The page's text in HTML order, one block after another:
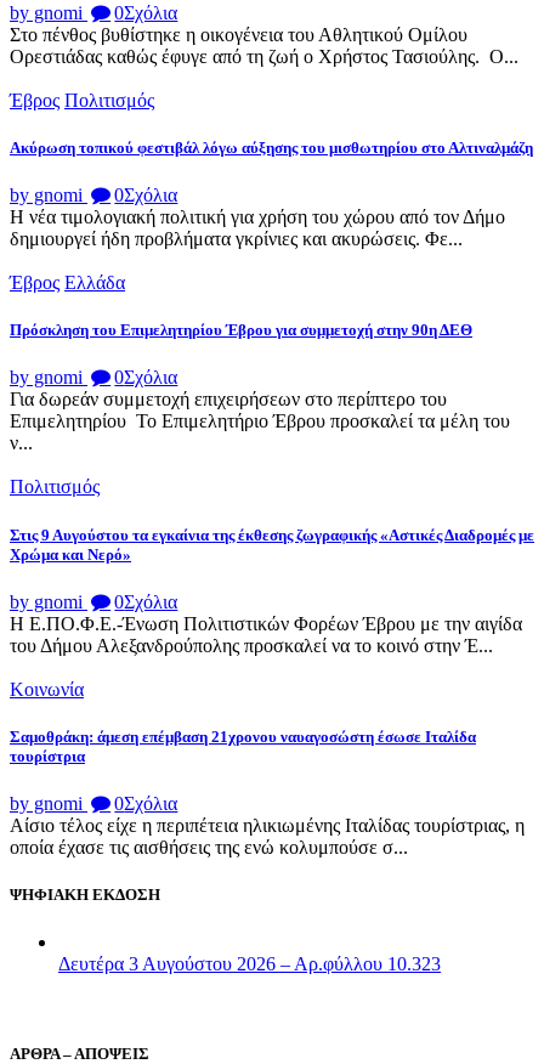
by gnomi 0Σχόλια
Στο πένθος βυθίστηκε η οικογένεια του Αθλητικού Ομίλου
Ορεστιάδας καθώς έφυγε από τη ζωή ο Χρήστος Τασιούλης. Ο...
Έβρος Πολιτισμός
Ακύρωση τοπικού φεστιβάλ λόγω αύξησης του μισθωτηρίου στο Αλτιναλμάζη
by gnomi 0Σχόλια
Η νέα τιμολογιακή πολιτική για χρήση του χώρου από τον Δήμο
δημιουργεί ήδη προβλήματα γκρίνιες και ακυρώσεις. Φε...
Έβρος Ελλάδα
Πρόσκληση του Επιμελητηρίου Έβρου για συμμετοχή στην 90η ΔΕΘ
by gnomi 0Σχόλια
Για δωρεάν συμμετοχή επιχειρήσεων στο περίπτερο του
Επιμελητηρίου Το Επιμελητήριο Έβρου προσκαλεί τα μέλη του
ν...
Πολιτισμός
Στις 9 Αυγούστου τα εγκαίνια της έκθεσης ζωγραφικής «Αστικές Διαδρομές με
Χρώμα και Νερό»
by gnomi 0Σχόλια
Η Ε.ΠΟ.Φ.Ε.-Ένωση Πολιτιστικών Φορέων Έβρου με την αιγίδα
του Δήμου Αλεξανδρούπολης προσκαλεί να το κοινό στην Έ...
Κοινωνία
Σαμοθράκη: άμεση επέμβαση 21χρονου ναυαγοσώστη έσωσε Ιταλίδα
τουρίστρια
by gnomi 0Σχόλια
Αίσιο τέλος είχε η περιπέτεια ηλικιωμένης Ιταλίδας τουρίστριας, η
οποία έχασε τις αισθήσεις της ενώ κολυμπούσε σ...
ΨΗΦΙΑΚΗ ΕΚΔΟΣΗ
Δευτέρα 3 Αυγούστου 2026 – Αρ.φύλλου 10.323
ΑΡΘΡΑ – ΑΠΟΨΕΙΣ